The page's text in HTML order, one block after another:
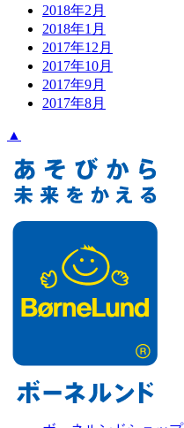
2018年2月
2018年1月
2017年12月
2017年10月
2017年9月
2017年8月
▲